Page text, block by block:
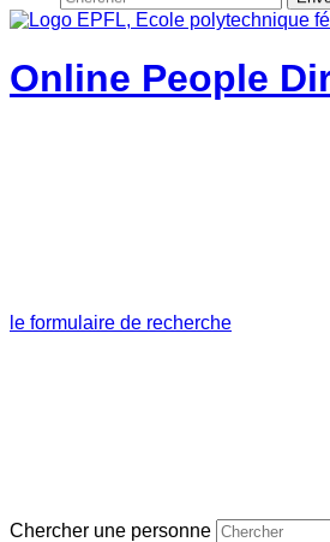
Online People
le formulaire de recherche
Chercher une personne